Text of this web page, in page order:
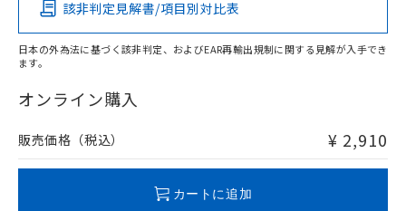
O
在庫等で未対応品が混在する可能性があります。
問い合わせください。
該非判定見解書/項目別対比表
日本の外為法に基づく該非判定、およびEAR再輸出規制に関する見解が入手でき
ます。
オンライン購入
販売価格（税込） ¥ 2,910
カートに追加